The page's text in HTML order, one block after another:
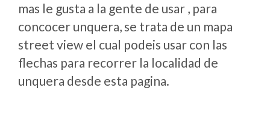
mas le gusta a la gente de usar , para
concocer unquera, se trata de un mapa
street view el cual podeis usar con las
flechas para recorrer la localidad de
unquera desde esta pagina.